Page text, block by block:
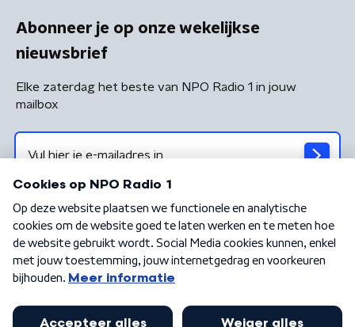
Abonneer je op onze wekelijkse
nieuwsbrief
Elke zaterdag het beste van NPO Radio 1 in jouw
mailbox
Algemene voorwaarden